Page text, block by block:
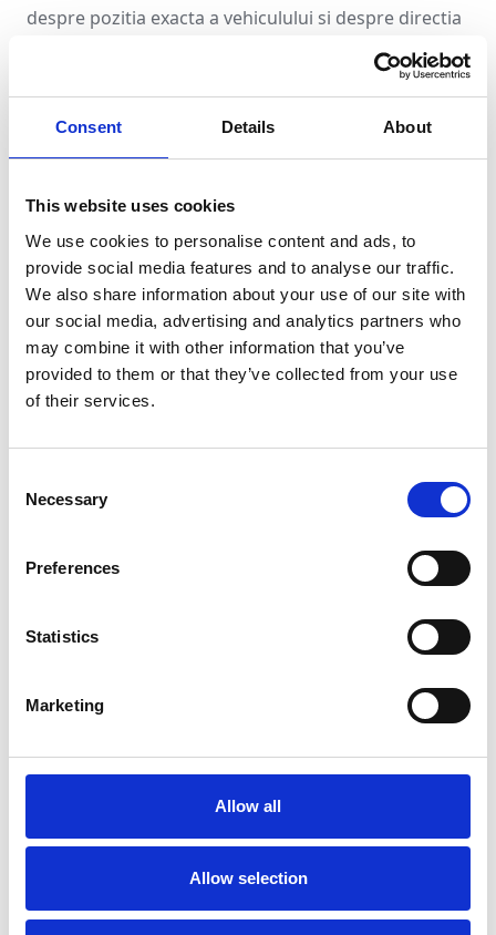
Consent Details About
This website uses cookies
We use cookies to personalise content and ads, to
provide social media features and to analyse our traffic.
We also share information about your use of our site with
our social media, advertising and analytics partners who
may combine it with other information that you’ve
provided to them or that they’ve collected from your use
of their services.
Selection
Necessary
Preferences
Statistics
Marketing
Allow all
Allow selection
despre pozitia exacta a vehiculului si despre directia
in care se deplaseaza. Acest lucru poate aduce un
plus de confort si de incredere, in special pentru
pasagerii care nu sunt familiarizati cu ruta sau cu
monitorizarea traseului in timp real poate oferi si o
serie de avantaje pentru gestionarea serviciului de
taxi. De exemplu,
dispeceratul
poate urmari in orice
moment traseele tuturor vehiculelor, ceea ce poate
facilita coordonarea eficienta a flotei si poate
imbunatati timpul de raspuns in cazul incidentelor
Mai mult, prin inregistrarea si analiza datelor privind
traseele urmate, poti obtine informatii valoroase
pentru optimizarea serviciului tau de taxi. Acestea
pot include, de exemplu, identificarea celor mai
frecvente rute sau a zonelor cu cea mai mare cerere
de servicii, care te pot ajuta sa iti ajustezi oferta
pentru a satisface nevoile specifice ale clientilor tai.
In concluzie, monitorizarea traseului in timp real
este o functionalitate esentiala pentru orice aplicatie
satisfactia utilizatorilor, cat si la eficienta si succesul
5. Afisarea ratingului clientului si soferului
Intr-o lume in care interactiunile digitale sunt tot mai
prezente, feedback-ul si rating-ul reprezinta un